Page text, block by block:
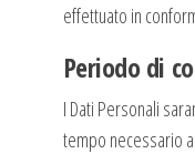
effettuato in
Periodo di
I Dati Personali
tempo necessario